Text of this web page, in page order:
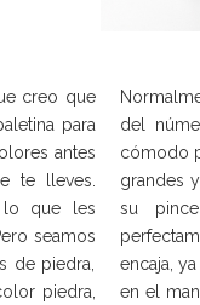
creo que
para
antes
te lleves.
lo que les
seamos
de piedra,
piedra,
del
cómodo
grandes
su
encaja,
en el